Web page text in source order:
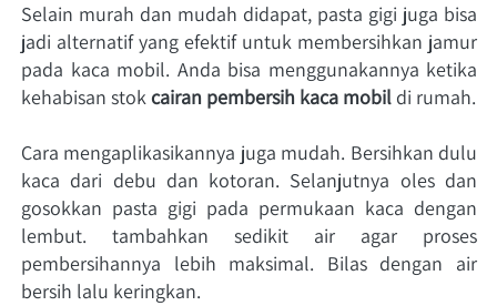
Selain murah dan mudah didapat, pasta gigi juga bisa
jadi alternatif yang efektif untuk membersihkan jamur
pada kaca mobil. Anda bisa menggunakannya ketika
kehabisan stok cairan pembersih kaca mobil
Cara mengaplikasikannya juga mudah. Bersihkan dulu
kaca dari debu dan kotoran. Selanjutnya oles dan
gosokkan pasta gigi pada permukaan kaca dengan
lembut. tambahkan sedikit air agar proses
pembersihannya lebih maksimal. Bilas dengan air
bersih lalu keringkan.